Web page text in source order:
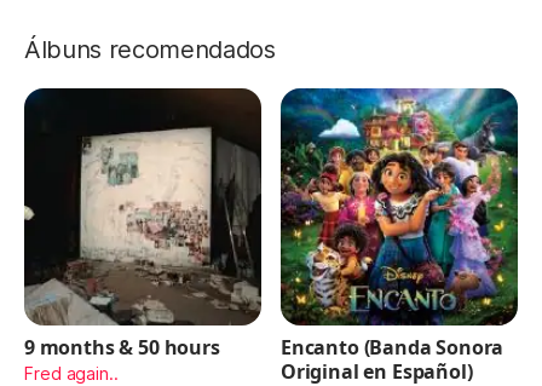
Álbuns recomendados
9 months & 50 hours
Fred again..
Encanto (Banda Sonora
Original en Español)